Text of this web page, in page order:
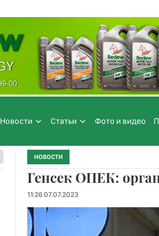
Новости Статьи Фото и видео
НОВОСТИ
Генсек ОПЕК:
11:26 07.07.2023